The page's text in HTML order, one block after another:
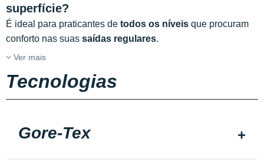
superfície?
É ideal para praticantes de todos os níveis que procuram
conforto nas suas saídas regulares.
Ver mais
Tecnologias
Gore-Tex